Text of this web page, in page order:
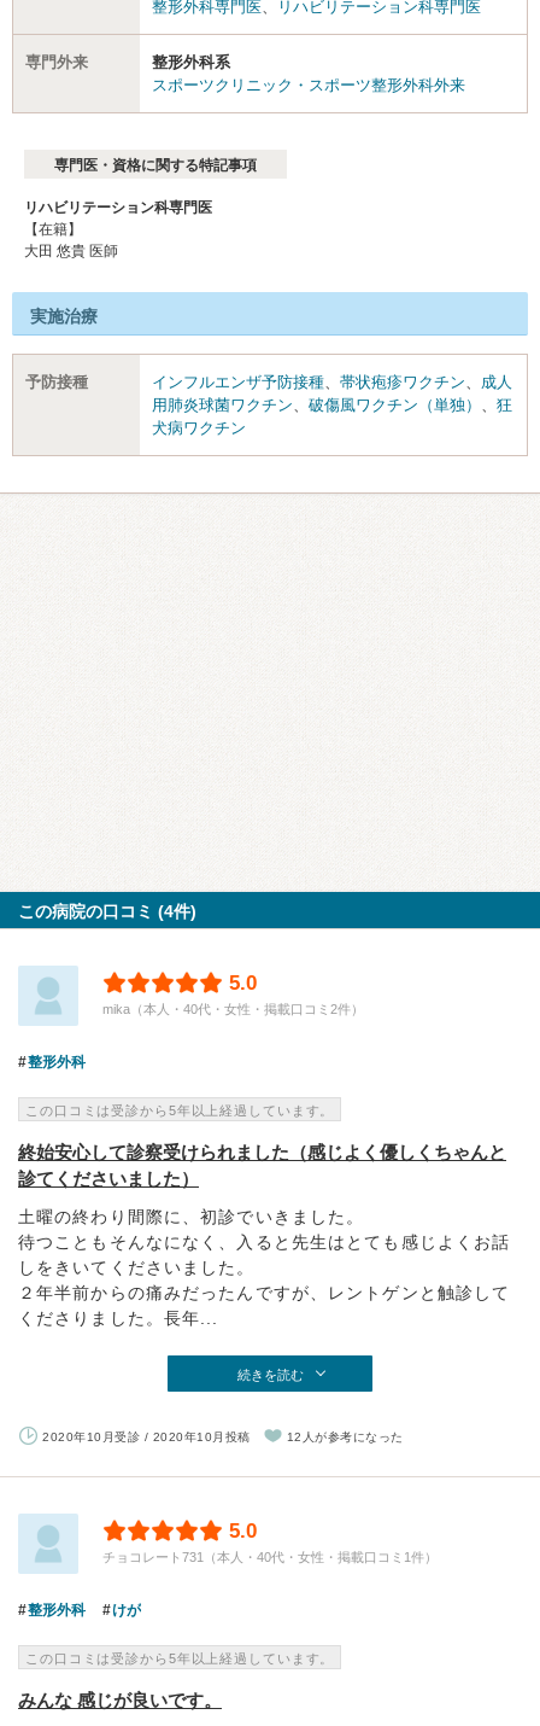
整形外科専門医 リハビリテーション科専門医
専門外来
整形外科系
スポーツクリニック・スポーツ整形外科外来
専門医・資格に関する特記事項
リハビリテーション科専門医
【在籍】
大田 悠貴 医師
実施治療
予防接種 インフルエンザ予防接種 帯状疱疹ワクチン
成人
用肺炎球菌ワクチン
破傷風ワクチン（単独）
狂
犬病ワクチン
この病院の口コミ (4件)
5.0
mika（本人・40代・女性・掲載口コミ2件）
整形外科
この口コミは受診から5年以上経過しています。
終始安心して診察受けられました（感じよく優しくちゃんと
診てくださいました）
土曜の終わり間際に、初診でいきました。
待つこともそんなになく、入ると先生はとても感じよくお話
しをきいてくださいました。
２年半前からの痛みだったんですが、レントゲンと触診して
くださりました。長年...
続きを読む
2020年10月受診 / 2020年10月投稿 12人が参考になった
5.0
チョコレート731（本人・40代・女性・掲載口コミ1件）
整形外科 けが
この口コミは受診から5年以上経過しています。
みんな 感じが良いです。